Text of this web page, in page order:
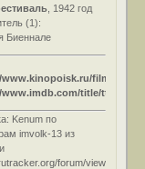
, 1942 год
(1):
Биеннале
film/
title/
Kenum по
imvolk-13 из
forum/